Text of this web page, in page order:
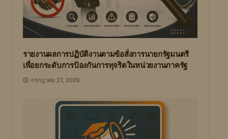
รายงานผลการปฏิบัติงานตามข้อสั่งการนายกรัฐมนตรี
เพื่อยกระดับการป้องกันการทุจริตในหน่วยงานภาครัฐ
กรกฎาคม 27, 2026